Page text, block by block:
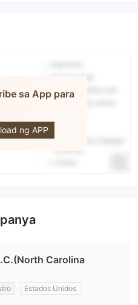
sa App para
ng APP
Carolina
Estados Unidos